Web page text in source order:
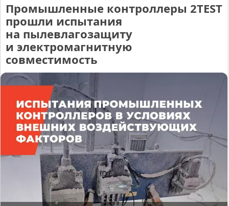
Промышленные контроллеры 2TEST
прошли испытания
на пылевлагозащиту
и электромагнитную
совместимость